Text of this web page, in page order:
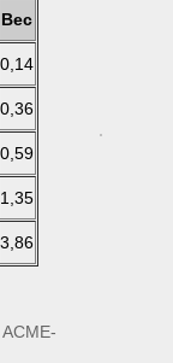
Вес
0,14
0,36
0,59
1,35
3,86
АСМЕ-